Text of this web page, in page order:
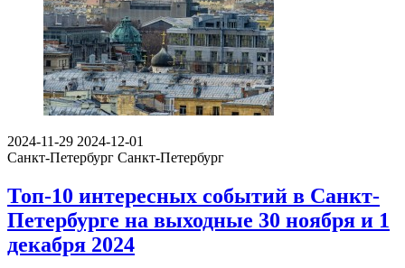
2024-11-29 2024-12-01
Санкт-Петербург Санкт-Петербург
Топ-10 интересных событий в Санкт-
Петербурге на выходные 30 ноября и 1
декабря 2024